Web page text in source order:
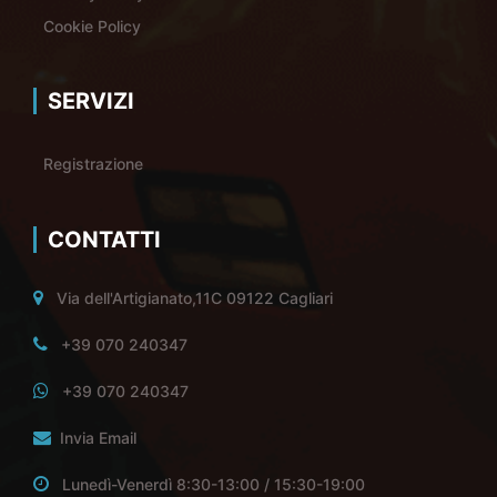
Cookie Policy
SERVIZI
Registrazione
CONTATTI
Via dell'Artigianato,11C 09122 Cagliari
+39 070 240347
+39 070 240347
Invia Email
Lunedì-Venerdì 8:30-13:00 / 15:30-19:00